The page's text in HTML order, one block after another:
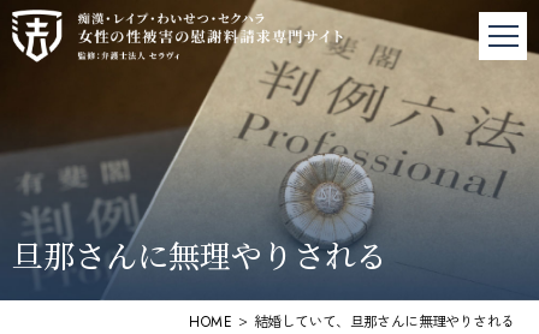
神
犯
謝
料
請
旦那さんに無理やりされる
HOME > 結婚していて、旦那さんに無理やりされる